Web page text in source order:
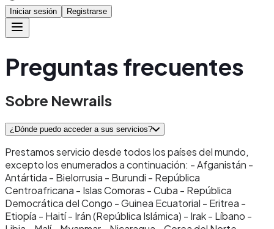
Iniciar sesión Registrarse
Preguntas frecuentes
Sobre Newrails
¿Dónde puedo acceder a sus servicios?
Prestamos servicio desde todos los países del mundo,
excepto los enumerados a continuación: - Afganistán -
Antártida - Bielorrusia - Burundi - República
Centroafricana - Islas Comoras - Cuba - República
Democrática del Congo - Guinea Ecuatorial - Eritrea -
Etiopía - Haití - Irán (República Islámica) - Irak - Líbano -